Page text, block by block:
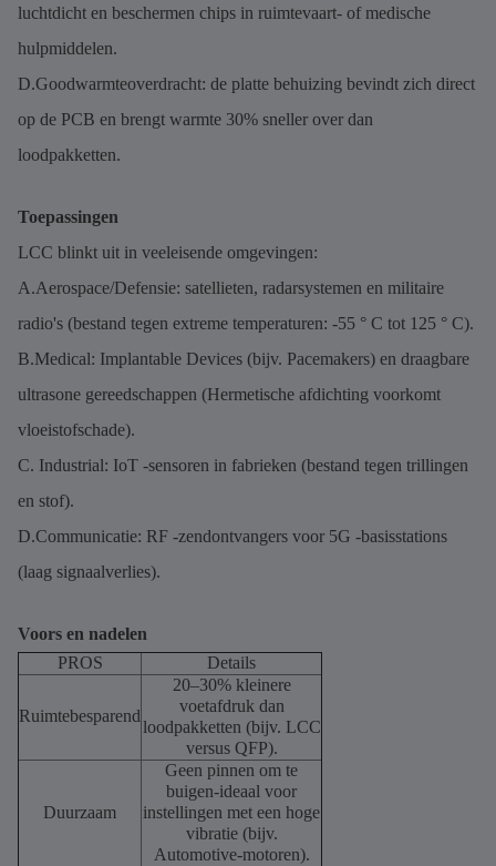
luchtdicht en beschermen chips in ruimtevaart- of medische
hulpmiddelen.
D.Goodwarmteoverdracht: de platte behuizing bevindt zich direct
op de PCB en brengt warmte 30% sneller over dan
loodpakketten.
Toepassingen
LCC blinkt uit in veeleisende omgevingen:
A.Aerospace/Defensie: satellieten, radarsystemen en militaire
radio's (bestand tegen extreme temperaturen: -55 ° C tot 125 ° C).
B.Medical: Implantable Devices (bijv. Pacemakers) en draagbare
ultrasone gereedschappen (Hermetische afdichting voorkomt
vloeistofschade).
C. Industrial: IoT -sensoren in fabrieken (bestand tegen trillingen
en stof).
D.Communicatie: RF -zendontvangers voor 5G -basisstations
(laag signaalverlies).
Voors en nadelen
PROS
Details
Ruimtebesparend
20–30% kleinere
voetafdruk dan
loodpakketten (bijv. LCC
versus QFP).
Duurzaam
Geen pinnen om te
buigen-ideaal voor
instellingen met een hoge
vibratie (bijv.
Automotive-motoren).